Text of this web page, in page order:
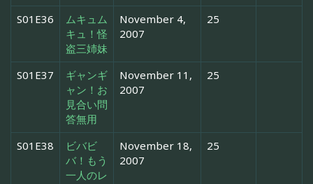
S01E36
ムキュム
キュ！怪
盗三姉妹
November 4,
2007
25
S01E37
ギャンギ
ャン！お
見合い問
答無用
November 11,
2007
25
S01E38
ビバビ
バ！もう
一人のレ
November 18,
2007
25